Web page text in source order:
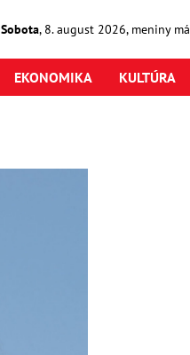
Sobota, 8. august2026, meniny má
EKONOMIKA KULTÚRA